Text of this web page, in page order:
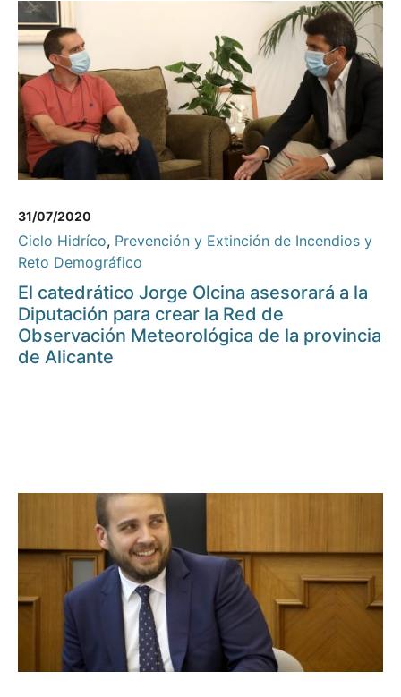
31/07/2020
Ciclo Hidríco, Prevención y Extinción de Incendios y
Reto Demográfico
El catedrático Jorge Olcina asesorará a la
Diputación para crear la Red de
Observación Meteorológica de la provincia
de Alicante